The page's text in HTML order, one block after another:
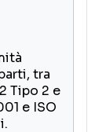
tra
Tipo 2 e
e ISO